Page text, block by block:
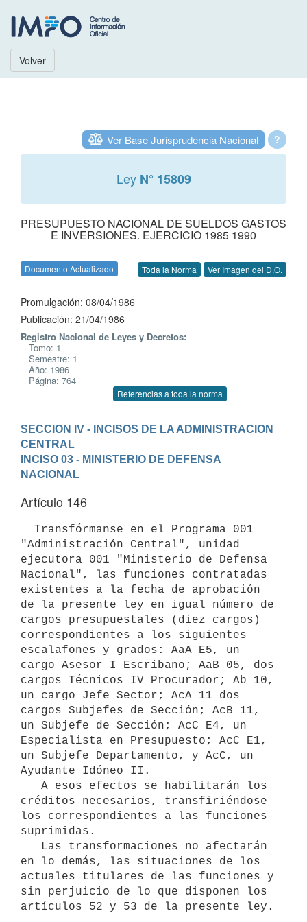
Volver
?
Ver Base Jurisprudencia Nacional
Ley N° 15809
PRESUPUESTO NACIONAL DE SUELDOS GASTOS
E INVERSIONES. EJERCICIO 1985 1990
Documento Actualizado Toda la Norma Ver Imagen del D.O.
Promulgación: 08/04/1986
Publicación: 21/04/1986
Registro Nacional de Leyes y Decretos:
Tomo: 1
Semestre: 1
Año: 1986
Página: 764
Referencias a toda la norma
SECCION IV - INCISOS DE LA ADMINISTRACION
CENTRAL
INCISO 03 - MINISTERIO DE DEFENSA
NACIONAL
Artículo 146
"Administración Central", unidad
ejecutora 001 "Ministerio de Defensa
Nacional", las funciones contratadas
existentes a la fecha de aprobación
de la presente ley en igual número de
cargos presupuestales (diez cargos)
correspondientes a los siguientes
escalafones y grados: AaA E5, un
cargo Asesor I Escribano; AaB 05, dos
cargos Técnicos IV Procurador; Ab 10,
un cargo Jefe Sector; AcA 11 dos
cargos Subjefes de Sección; AcB 11,
un Subjefe de Sección; AcC E4, un
Especialista en Presupuesto; AcC E1,
un Subjefe Departamento, y AcC, un
Ayudante Idóneo II.
créditos necesarios, transfiriéndose
los correspondientes a las funciones
suprimidas.
en lo demás, las situaciones de los
actuales titulares de las funciones y
sin perjuicio de lo que disponen los